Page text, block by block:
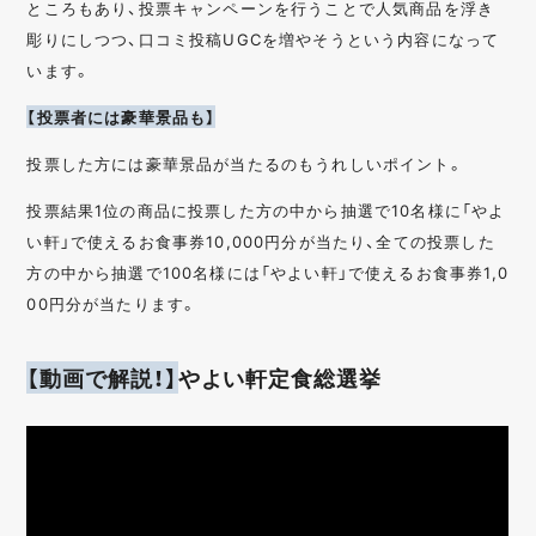
ところもあり、投票キャンペーンを行うことで人気商品を浮き
彫りにしつつ、口コミ投稿UGCを増やそうという内容になって
います。
【投票者には豪華景品も】
投票した方には豪華景品が当たるのもうれしいポイント。
投票結果1位の商品に投票した方の中から抽選で10名様に「やよ
い軒」で使えるお食事券10,000円分が当たり、全ての投票した
方の中から抽選で100名様には「やよい軒」で使えるお食事券1,0
00円分が当たります。
【動画で解説！】やよい軒定食総選挙